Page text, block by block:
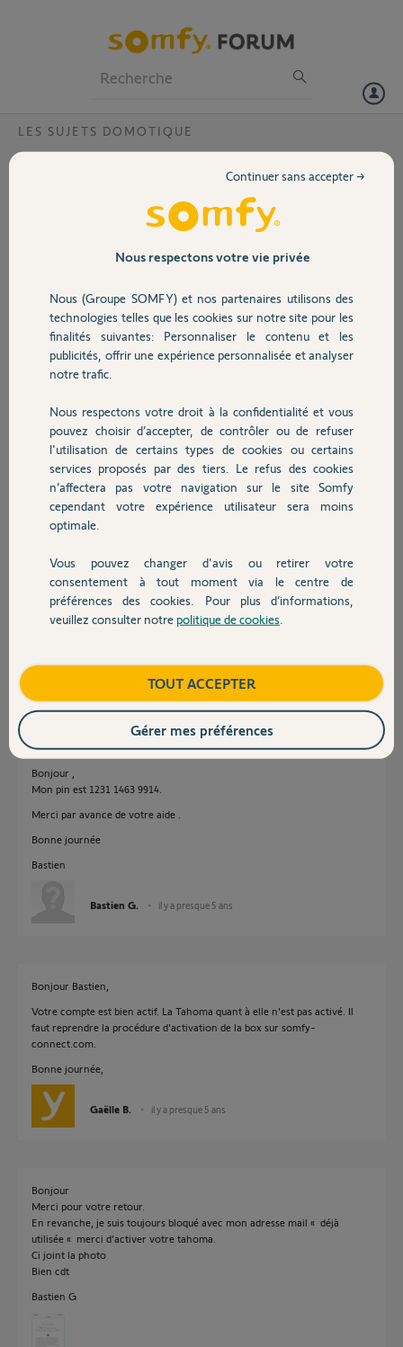
Volet
Sécurité
Domotique
Chauffage
Autres produits
Devis avec un pro
Contact
LES SUJETS DOMOTIQUE
Problème activation tahoma box ? ?
Je souhaite créer mon compte somfy pour la 1ère fois, cependant
intervenu après avoir enregistré mon adresse mail. Je n’ai pas pu
dit que l’adresse mail est déjà utilisé .. et quand j’essaie de me
connecter on me demande d’activer mon compte ..je tourne en rond.
Merci par avance de votre aide
Merci,
Bastien G.
il y a presque 5 ans
Participer au fil de discussion
Réponses
Bonjour Bastien
Laissez ici sans crainte le pin de votre box et attendez le contact d'un
Yellow.
il y a presque 5 ans
Bonjour ,
Mon pin est 1231 1463 9914.
Merci par avance de votre aide .
Bonne journée
Bastien
Bastien G. il y a presque 5 ans
Bonjour Bastien,
Votre compte est bien actif. La Tahoma quant à elle n'est pas activé. Il
faut reprendre la procédure d'activation de la box sur somfy-
connect.com.
Bonne journée,
Gaëlle B. il y a presque 5 ans
Bonjour
Merci pour votre retour.
En revanche, je suis toujours bloqué avec mon adresse mail « déjà
utilisée « merci d’activer votre tahoma.
Ci joint la photo
Bien cdt
Bastien G
Nous respectons votre vie privée
Nous (Groupe SOMFY) et nos partenaires utilisons des
technologies telles que les cookies sur notre site pour les
finalités suivantes: Personnaliser le contenu et les
publicités, offrir une expérience personnalisée et analyser
notre trafic.
Nous respectons votre droit à la confidentialité et vous
pouvez choisir d’accepter, de contrôler ou de refuser
l'utilisation de certains types de cookies ou certains
services proposés par des tiers. Le refus des cookies
n’affectera pas votre navigation sur le site Somfy
cependant votre expérience utilisateur sera moins
optimale.
Vous pouvez changer d'avis ou retirer votre
consentement à tout moment via le centre de
préférences des cookies. Pour plus d’informations,
veuillez consulter notre politique de cookies
Continuer sans accepter →
TOUT ACCEPTER
Gérer mes préférences